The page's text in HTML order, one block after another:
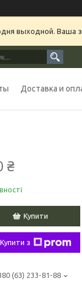
выходной. Ваша
Доставка и
₴
Купити
Купити з
(63) 233-81-88